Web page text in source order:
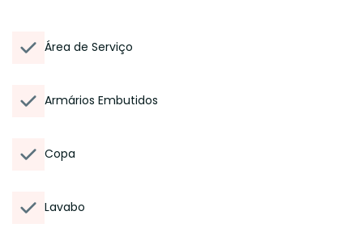
Área de Serviço
Armários Embutidos
Copa
Lavabo